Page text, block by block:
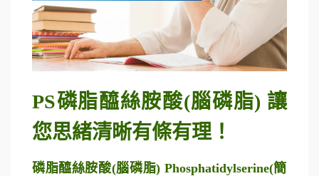
PS磷脂醯絲胺酸(腦磷脂) 讓
您思緒清晰有條有理！
磷脂醯絲胺酸(腦磷脂) Phosphatidylserine(簡